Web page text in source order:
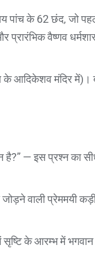
पांच के 62 छंद, जो
प्रारंभिक वैष्णव
के आदिकेशव मंदिर में)।
है?” — इस प्रश्न का
वाली प्रेममयी
के आरम्भ में भगवान